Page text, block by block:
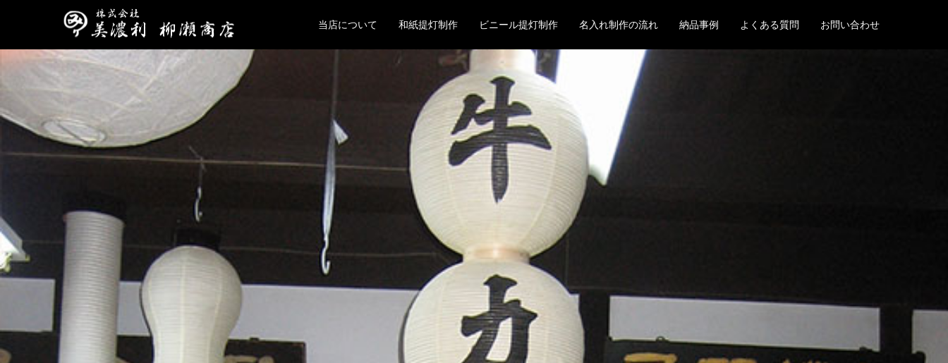
当店について 和紙提灯制作 ビニール提灯制作 名入れ制作の流れ 納品事例 よくある質問 お問い合わせ